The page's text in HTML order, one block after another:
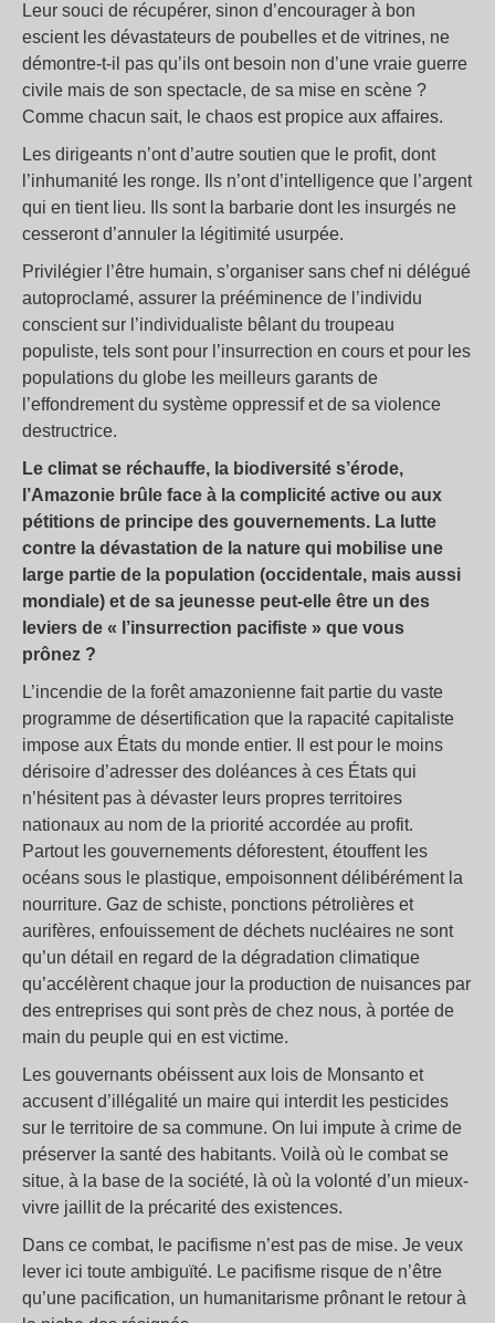
Leur souci de récupérer, sinon d’encourager à bon
escient les dévastateurs de poubelles et de vitrines, ne
démontre-t-il pas qu’ils ont besoin non d’une vraie guerre
civile mais de son spectacle, de sa mise en scène ?
Comme chacun sait, le chaos est propice aux affaires.
Les dirigeants n’ont d’autre soutien que le profit, dont
l’inhumanité les ronge. Ils n’ont d’intelligence que l’argent
qui en tient lieu. Ils sont la barbarie dont les insurgés ne
cesseront d’annuler la légitimité usurpée.
Privilégier l’être humain, s’organiser sans chef ni délégué
autoproclamé, assurer la prééminence de l’individu
conscient sur l’individualiste bêlant du troupeau
populiste, tels sont pour l’insurrection en cours et pour les
populations du globe les meilleurs garants de
l’effondrement du système oppressif et de sa violence
destructrice.
Le climat se réchauffe, la biodiversité s’érode,
l’Amazonie brûle face à la complicité active ou aux
pétitions de principe des gouvernements. La lutte
contre la dévastation de la nature qui mobilise une
large partie de la population (occidentale, mais aussi
mondiale) et de sa jeunesse peut-elle être un des
leviers de « l’insurrection pacifiste » que vous
prônez ?
L’incendie de la forêt amazonienne fait partie du vaste
programme de désertification que la rapacité capitaliste
impose aux États du monde entier. Il est pour le moins
dérisoire d’adresser des doléances à ces États qui
n’hésitent pas à dévaster leurs propres territoires
nationaux au nom de la priorité accordée au profit.
Partout les gouvernements déforestent, étouffent les
océans sous le plastique, empoisonnent délibérément la
nourriture. Gaz de schiste, ponctions pétrolières et
aurifères, enfouissement de déchets nucléaires ne sont
qu’un détail en regard de la dégradation climatique
qu’accélèrent chaque jour la production de nuisances par
des entreprises qui sont près de chez nous, à portée de
main du peuple qui en est victime.
Les gouvernants obéissent aux lois de Monsanto et
accusent d’illégalité un maire qui interdit les pesticides
sur le territoire de sa commune. On lui impute à crime de
préserver la santé des habitants. Voilà où le combat se
situe, à la base de la société, là où la volonté d’un mieux-
vivre jaillit de la précarité des existences.
Dans ce combat, le pacifisme n’est pas de mise. Je veux
lever ici toute ambiguïté. Le pacifisme risque de n’être
qu’une pacification, un humanitarisme prônant le retour à